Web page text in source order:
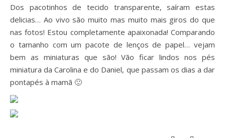
Dos pacotinhos de tecido transparente, saíram estas
delicias… Ao vivo são muito mas muito mais giros do que
nas fotos! Estou completamente apaixonada! Comparando
o tamanho com um pacote de lenços de papel… vejam
bem as miniaturas que são! Vão ficar lindos nos pés
miniatura da Carolina e do Daniel, que passam os dias a dar
pontapés à mamã 🙂